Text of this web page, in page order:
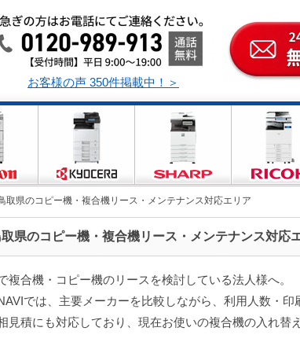
お客様の声 350件掲載中！＞
取県のコピー機・複合機リース・メンテナンス対応エリア
県のコピー機・複合機リース・メンテナンス対応
複合機・コピー機のリースを検討している法人様へ。
では、主要メーカーを比較しながら、利用人数・
見積にも対応しており、現在お使いの複合機の入れ替